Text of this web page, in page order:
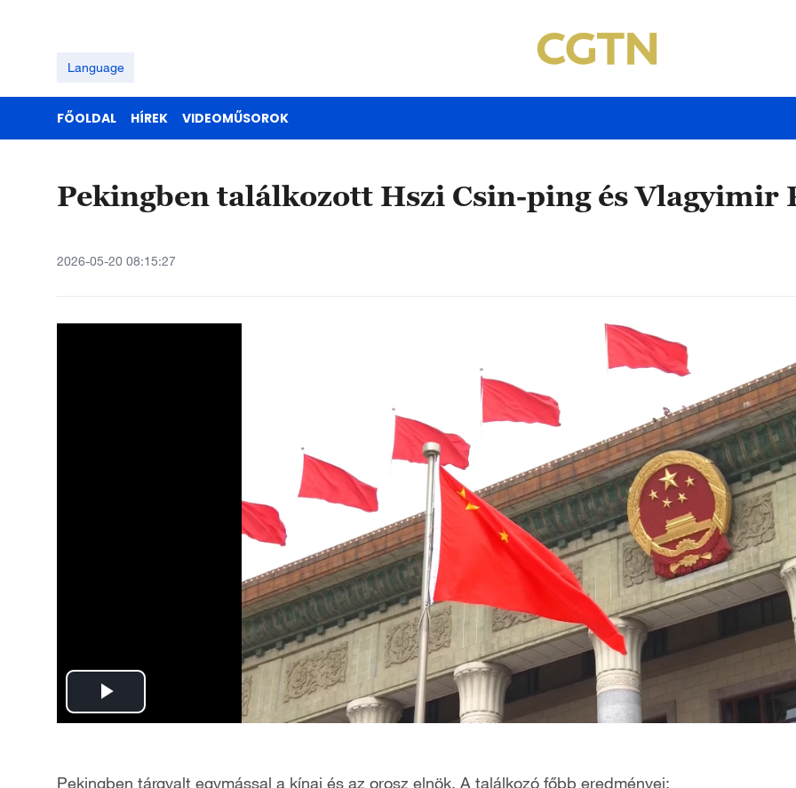
Language
FŐOLDAL HÍREK VIDEOMŰSOROK
Pekingben találkozott Hszi Csin-ping és Vlagyimir
2026-05-20 08:15:27
P
Pekingben tárgyalt egymással a kínai és az orosz elnök. A találkozó főbb eredményei: